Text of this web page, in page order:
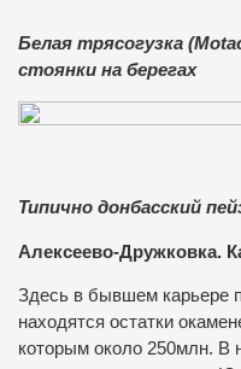
Белая трясогузка
стоянки на берегах
Типично донбасский
Алексеево-Дружковка.
Здесь в бывшем карьере
находятся остатки
которым около 250млн. В